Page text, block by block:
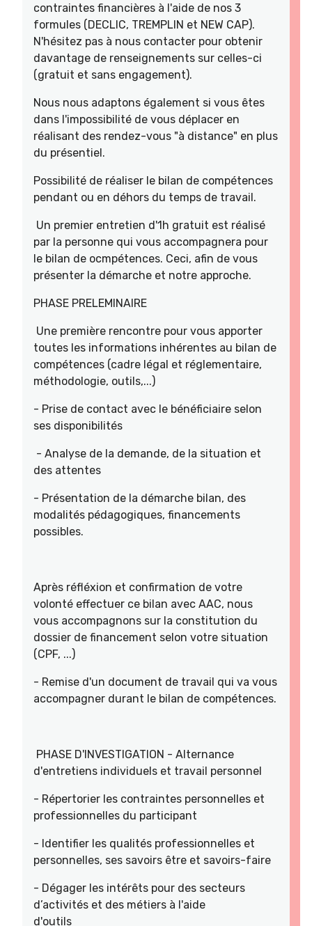
contraintes financières à l'aide de nos 3
formules (DECLIC, TREMPLIN et NEW CAP).
N'hésitez pas à nous contacter pour obtenir
davantage de renseignements sur celles-ci
(gratuit et sans engagement).
Nous nous adaptons également si vous êtes
dans l'impossibilité de vous déplacer en
réalisant des rendez-vous "à distance" en plus
du présentiel.
Possibilité de réaliser le bilan de compétences
pendant ou en déhors du temps de travail.
Un premier entretien d'1h gratuit est réalisé
par la personne qui vous accompagnera pour
le bilan de ocmpétences. Ceci, afin de vous
présenter la démarche et notre approche.
PHASE PRELEMINAIRE
Une première rencontre pour vous apporter
toutes les informations inhérentes au bilan de
compétences (cadre légal et réglementaire,
méthodologie, outils,...)
- Prise de contact avec le bénéficiaire selon
ses disponibilités
- Analyse de la demande, de la situation et
des attentes
- Présentation de la démarche bilan, des
modalités pédagogiques, financements
possibles.
Après réfléxion et confirmation de votre
volonté effectuer ce bilan avec AAC, nous
vous accompagnons sur la constitution du
dossier de financement selon votre situation
(CPF, ...)
- Remise d'un document de travail qui va vous
accompagner durant le bilan de compétences.
PHASE D'INVESTIGATION - Alternance
d'entretiens individuels et travail personnel
- Répertorier les contraintes personnelles et
professionnelles du participant
- Identifier les qualités professionnelles et
personnelles, ses savoirs être et savoirs-faire
- Dégager les intérêts pour des secteurs
d’activités et des métiers à l'aide
d'outils